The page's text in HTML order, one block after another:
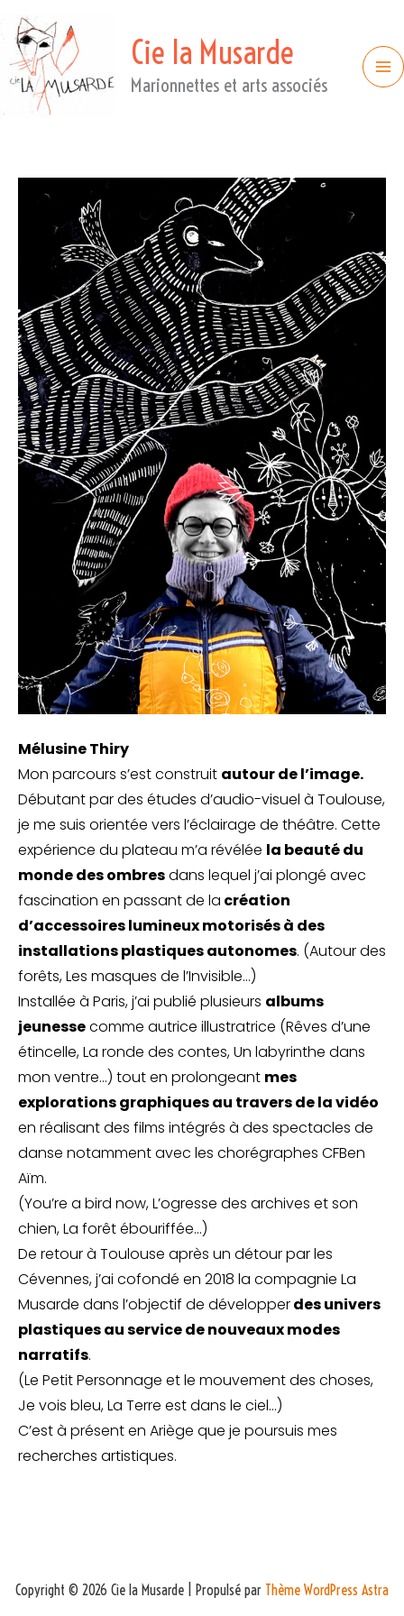
Cie la Musarde
Marionnettes et arts associés
Mélusine Thiry
Mon parcours s’est construit autour de l’image.
Débutant par des études d’audio-visuel à Toulouse,
je me suis orientée vers l’éclairage de théâtre. Cette
expérience du plateau m’a révélée la beauté du
monde des ombresdans lequel j’ai plongé avec
fascination en passant de la création
d’accessoires lumineux motorisés à des
installations plastiques autonomes. (Autour des
forêts, Les masques de l’Invisible…)
Installée à Paris, j’ai publié plusieurs albums
jeunessecomme autrice illustratrice (Rêves d’une
étincelle, La ronde des contes, Un labyrinthe dans
mon ventre…) tout en prolongeant mes
explorations graphiques au travers de la vidéo
en réalisant des films intégrés à des spectacles de
danse notamment avec les chorégraphes CFBen
Aïm.
(You’re a bird now, L’ogresse des archives et son
chien, La forêt ébouriffée…)
De retour à Toulouse après un détour par les
Cévennes, j’ai cofondé en 2018 la compagnie La
Musarde dans l’objectif de développerdes univers
plastiques au service de nouveaux modes
narratifs.
(Le Petit Personnage et le mouvement des choses,
Je vois bleu, La Terre est dans le ciel…)
C’est à présent en Ariège que je poursuis mes
recherches artistiques.
Copyright © 2026 Cie la Musarde | Propulsé par Thème WordPress Astra